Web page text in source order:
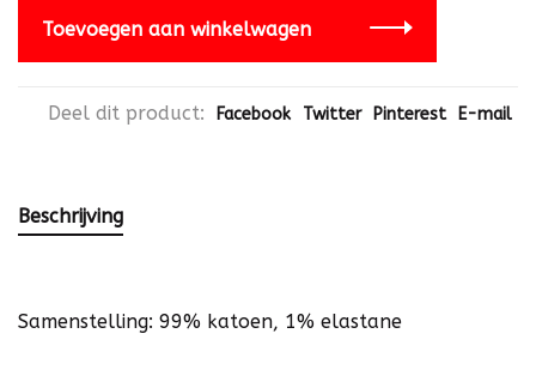
Toevoegen aan winkelwagen
Deel dit product: Facebook Twitter Pinterest E-mail
Beschrijving
Samenstelling: 99% katoen, 1% elastane